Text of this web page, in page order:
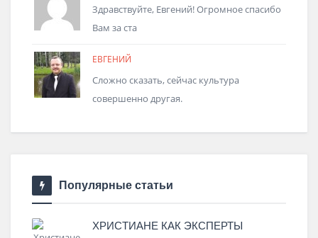
Здравствуйте, Евгений! Огромное спасибо
Вам за ста
ЕВГЕНИЙ
Сложно сказать, сейчас культура
совершенно другая.
Популярные статьи
ХРИСТИАНЕ КАК ЭКСПЕРТЫ